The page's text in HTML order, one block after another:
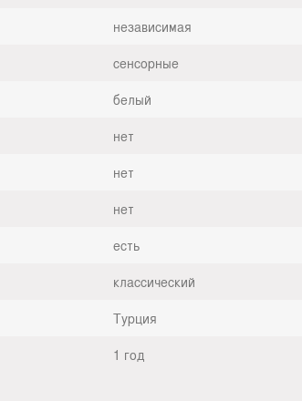
независимая
сенсорные
белый
нет
нет
нет
есть
классический
Турция
1 год